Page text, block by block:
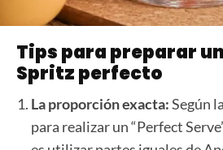
Tips para preparar
Spritz perfecto
La proporción exacta:Según
para realizar un “Perfect